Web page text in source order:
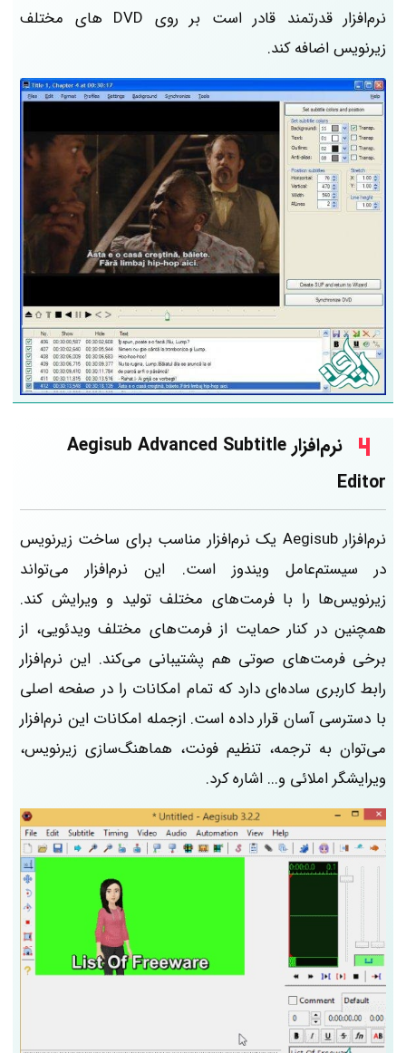
نرم‌افزار قدرتمند قادر است بر روی DVD های مختلف
زیرنویس اضافه کند.
نرم‌افزار Aegisub Advanced Subtitle
Editor
نرم‌افزار Aegisub یک نرم‌افزار مناسب برای ساخت زیرنویس
در سیستم‌عامل ویندوز است. این نرم‌افزار می‌تواند
زیرنویس‌ها را با فرمت‌های مختلف تولید و ویرایش کند.
همچنین در کنار حمایت از فرمت‌های مختلف ویدئویی، از
برخی فرمت‌های صوتی هم پشتیبانی می‌کند. این نرم‌افزار
رابط کاربری ساده‌ای دارد که تمام امکانات را در صفحه اصلی
با دسترسی آسان قرار داده است. ازجمله امکانات این نرم‌افزار
می‌توان به ترجمه، تنظیم فونت، هماهنگ‌سازی زیرنویس،
ویرایشگر املائی و... اشاره کرد.